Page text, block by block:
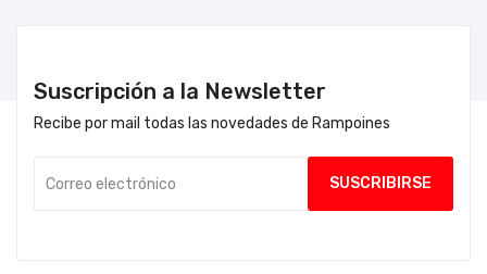
Suscripción a la Newsletter
Recibe por mail todas las novedades de Rampoines